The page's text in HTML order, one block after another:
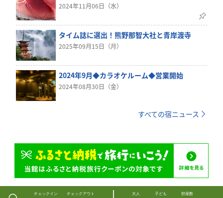
2024年11月06日（水）
タイム誌に選出！熊野那智大社と青岸渡寺
2025年09月15日（月）
2024年9月◆カラオケルーム◆営業開始
2024年08月30日（金）
すべての宿ニュース
チェックイン チェックアウト 大人 子ども 部屋数